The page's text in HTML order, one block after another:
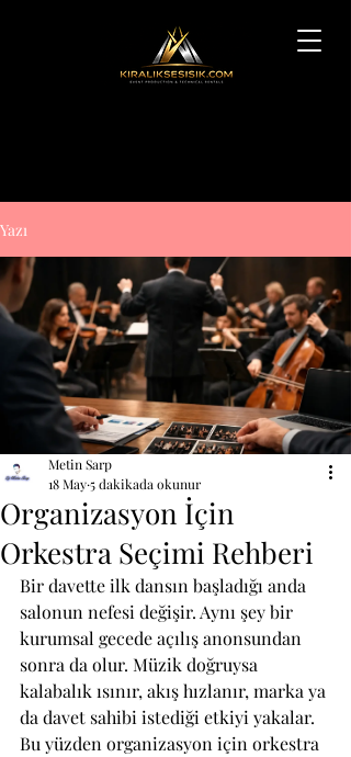
Yazı
Organizasyon İçin
Orkestra Seçimi Rehberi
Metin Sarp
18 May5 dakikada okunur
Bir davette ilk dansın başladığı anda
salonun nefesi değişir. Aynı şey bir
kurumsal gecede açılış anonsundan
sonra da olur. Müzik doğruysa
kalabalık ısınır, akış hızlanır, marka ya
da davet sahibi istediği etkiyi yakalar.
Bu yüzden organizasyon için orkestra